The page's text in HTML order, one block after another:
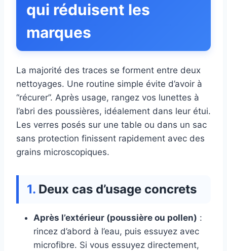
qui réduisent les
marques
La majorité des traces se forment entre deux
nettoyages. Une routine simple évite d’avoir à
“récurer”. Après usage, rangez vos lunettes à
l’abri des poussières, idéalement dans leur étui.
Les verres posés sur une table ou dans un sac
sans protection finissent rapidement avec des
grains microscopiques.
Deux cas d’usage concrets
Après l’extérieur (poussière ou pollen) :
rincez d’abord à l’eau, puis essuyez avec
microfibre. Si vous essuyez directement,